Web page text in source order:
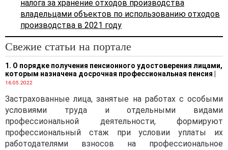
Ответственность за
невыполнение
установленной
законодательством
обязанности по
обеспечению сбора,
обезвреживания и (или)
товаров и отходов
упаковки предусмотрена
частью 1 статьи 15.63
Кодекса Республики
Беларусь об
налога за хранение отходов производства
владельцами объектов по использованию отходов
производства в 2021 году
Свежие статьи на портале
1. О порядке получения пенсионного удостоверения лицами,
которым назначена досрочная профессиональная пенсия
16.05.2022
Застрахованные лица, занятые на работах с особыми
условиями труда и отдельными видами
профессиональной деятельности, формируют
профессиональный стаж при условии уплаты их
работодателями взносов на профессиональное